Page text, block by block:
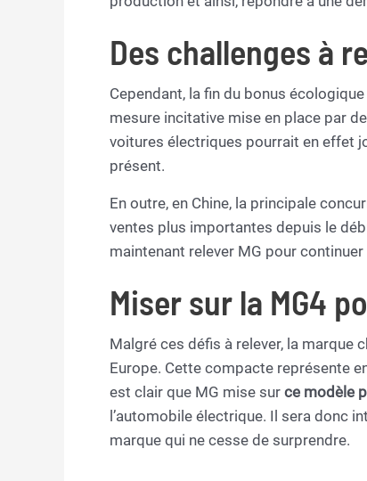
Des challenges à
Cependant, la fin du bonus
mesure incitative mise en place par
voitures électriques pourrait en effet
présent.
En outre, en Chine, la principale
ventes plus importantes depuis le
maintenant relever MG pour
Miser sur la MG4
Malgré ces défis à relever, la marque
Europe. Cette compacte représente
est clair que MG mise sur ce modèle
l’automobile électrique. Il sera donc
marque qui ne cesse de surprendre.